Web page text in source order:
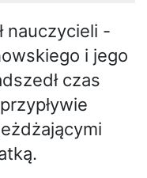
nauczycieli -
i jego
czas